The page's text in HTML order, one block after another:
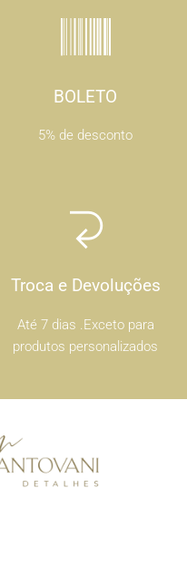
BOLETO
5% de desconto
Troca e Devoluções
Até 7 dias .Exceto para
produtos personalizados